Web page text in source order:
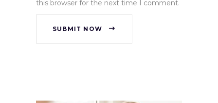
this browser for the next time I comment.
SUBMIT NOW